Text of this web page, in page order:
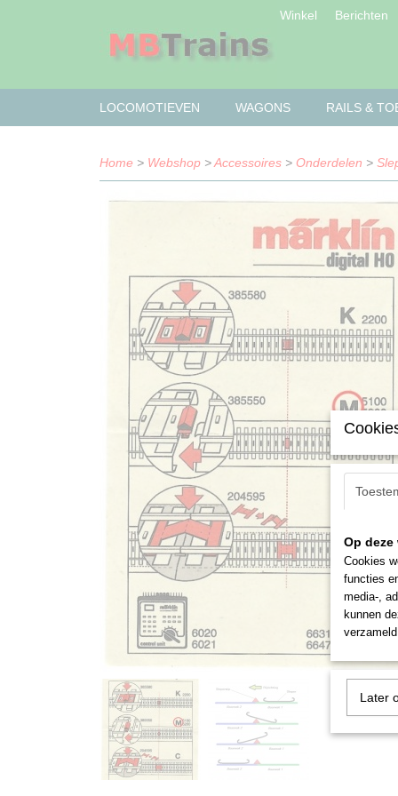
Winkel Berichten
LOCOMOTIEVEN WAGONS RAILS &
Home > Webshop >Accessoires > Onderdelen >
Op
Cookies
functies
media-,
kunnen
Later